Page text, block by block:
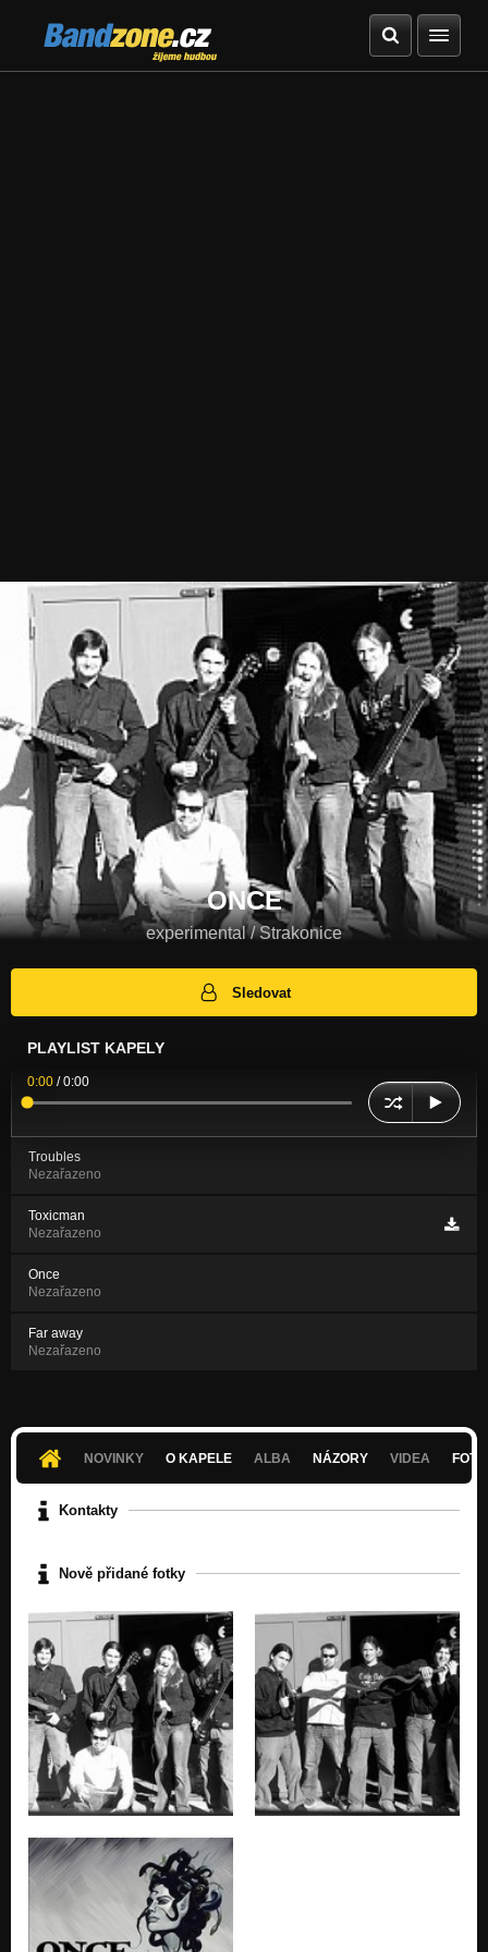
Bandzone.cz
žijeme hudbou
ONCE
experimental / Strakonice
Sledovat
PLAYLIST KAPELY
0:00 /0:00
Troubles
Nezařazeno
Toxicman
Nezařazeno
Once
Nezařazeno
Far away
Nezařazeno
NOVINKY O KAPELE ALBA NÁZORY VIDEA
Kontakty
Nově přidané fotky